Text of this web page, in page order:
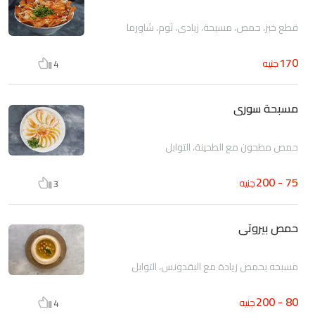
قطع خبز، حمص، مسبحة، زبادي، ثوم، شاورما
170جنيه 4
مسبحة سورى
حمص مطحون مع الطحينة، التوابل
75 - 200 جنيه 3
حمص بيروتى
مسبحه بحمص زيادة مع البقدونس، التوابل
80 - 200 جنيه 4